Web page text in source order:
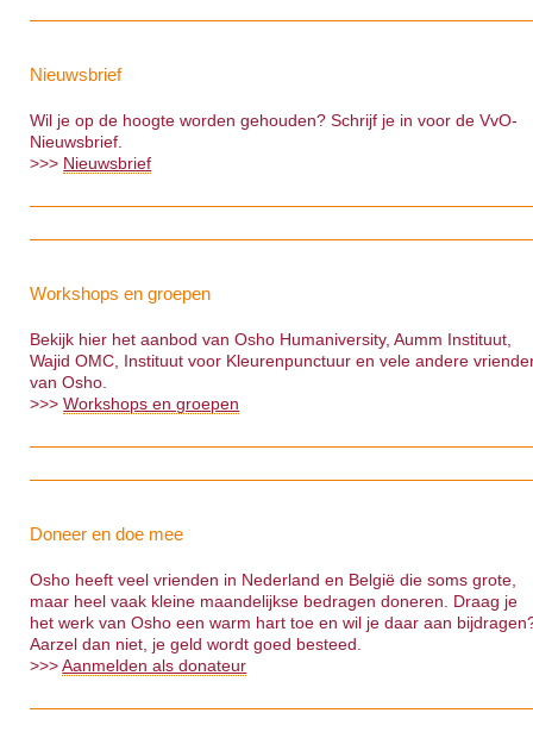
Nieuwsbrief
Wil je op de hoogte worden gehouden? Schrijf je in voor de VvO-
Nieuwsbrief.
>>> Nieuwsbrief
Workshops en groepen
Bekijk hier het aanbod van Osho Humaniversity, Aumm Instituut,
Wajid OMC, Instituut voor Kleurenpunctuur en vele andere
van Osho.
>>>Workshops en groepen
Doneer en doe mee
Osho heeft veel vrienden in Nederland en België die soms grote,
maar heel vaak kleine maandelijkse bedragen doneren. Draag je
het werk van Osho een warm hart toe en wil je daar aan
Aarzel dan niet, je geld wordt goed besteed.
>>>Aanmelden als donateur